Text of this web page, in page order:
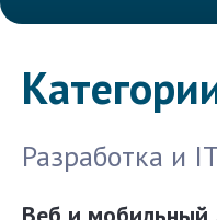
Разработка и